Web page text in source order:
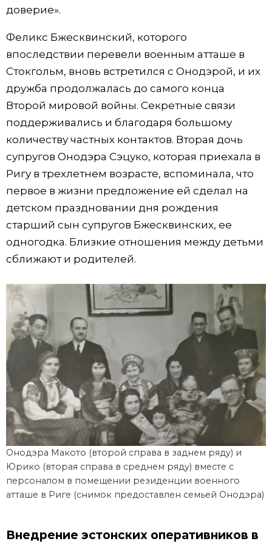
доверие».
Феликс Бжесквинский, которого
впоследствии перевели военным атташе в
Стокгольм, вновь встретился с Онодэрой, и их
дружба продолжалась до самого конца
Второй мировой войны. Секретные связи
поддерживались и благодаря большому
количеству частных контактов. Вторая дочь
супругов Онодэра Сэцуко, которая приехала в
Ригу в трехлетнем возрасте, вспоминала, что
первое в жизни предложение ей сделал на
детском праздновании дня рождения
старший сын супругов Бжесквинских, ее
одногодка. Близкие отношения между детьми
сближают и родителей.
Онодэра Макото (второй справа в заднем ряду) и
Юрико (вторая справа в среднем ряду) вместе с
персоналом в помещении резиденции военного
атташе в Риге (снимок предоставлен семьей Онодэра)
Внедрение эстонских оперативников в